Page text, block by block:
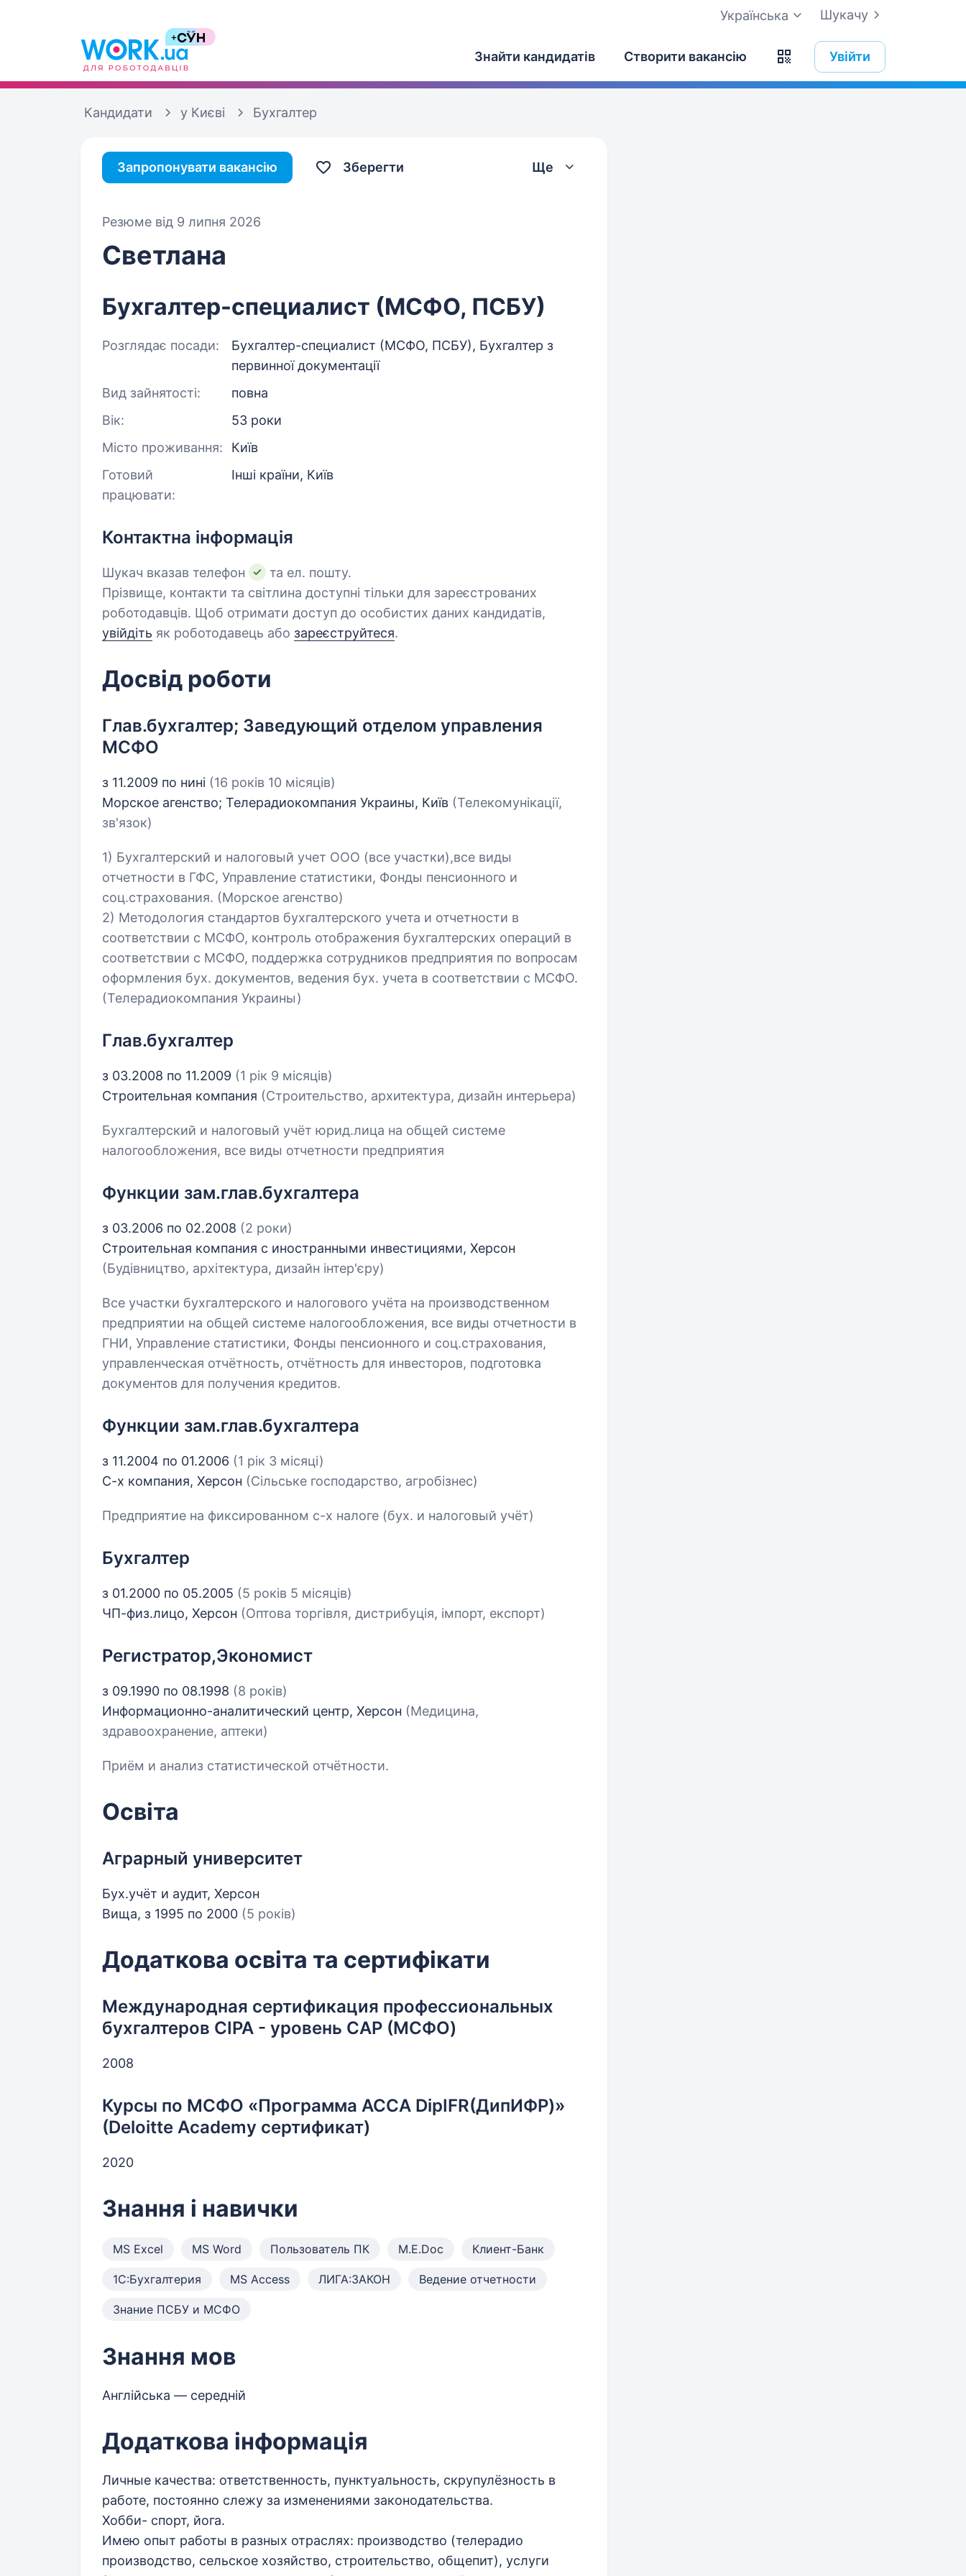
Шукачу
Українська
Знайти кандидатів Створити вакансію Увійти
Кандидати у Києві Бухгалтер
Запропонувати вакансію Зберегти Ще
Резюме від 9 липня 2026
Светлана
Бухгалтер-специалист (МСФО, ПСБУ)
Розглядає посади:
Бухгалтер-специалист (МСФО, ПСБУ), Бухгалтер з
первинної документації
Вид зайнятості:
повна
Вік:
53 роки
Місто проживання:
Київ
Готовий
працювати:
Інші країни, Київ
Контактна інформація
Шукач вказав телефон
та ел. пошту.
Прізвище, контакти та світлина доступні тільки для зареєстрованих
роботодавців. Щоб отримати доступ до особистих даних кандидатів,
увійдіть як роботодавець або зареєструйтеся.
Досвід роботи
Глав.бухгалтер; Заведующий отделом управления
МСФО
з 11.2009 по нині (16 років 10 місяців)
Морское агенство; Телерадиокомпания Украины, Київ (Телекомунікації,
зв'язок)
1) Бухгалтерский и налоговый учет ООО (все участки),все виды
отчетности в ГФС, Управление статистики, Фонды пенсионного и
соц.страхования. (Морское агенство)
2) Методология стандартов бухгалтерского учета и отчетности в
соответствии с МСФО, контроль отображения бухгалтерских операций в
соответствии с МСФО, поддержка сотрудников предприятия по вопросам
оформления бух. документов, ведения бух. учета в соответствии с МСФО.
(Телерадиокомпания Украины)
Глав.бухгалтер
з 03.2008 по 11.2009 (1 рік 9 місяців)
Строительная компания (Строительство, архитектура, дизайн интерьера)
Бухгалтерский и налоговый учёт юрид.лица на общей системе
налогообложения, все виды отчетности предприятия
Функции зам.глав.бухгалтера
з 03.2006 по 02.2008 (2 роки)
Строительная компания с иностранными инвестициями, Херсон
(Будівництво, архітектура, дизайн інтер'єру)
Все участки бухгалтерского и налогового учёта на производственном
предприятии на общей системе налогообложения, все виды отчетности в
ГНИ, Управление статистики, Фонды пенсионного и соц.страхования,
управленческая отчётность, отчётность для инвесторов, подготовка
документов для получения кредитов.
Функции зам.глав.бухгалтера
з 11.2004 по 01.2006 (1 рік 3 місяці)
С-х компания, Херсон (Сільське господарство, агробізнес)
Предприятие на фиксированном с-х налоге (бух. и налоговый учёт)
Бухгалтер
з 01.2000 по 05.2005 (5 років 5 місяців)
ЧП-физ.лицо, Херсон (Оптова торгівля, дистрибуція, імпорт, експорт)
Регистратор,Экономист
з 09.1990 по 08.1998 (8 років)
Информационно-аналитический центр, Херсон (Медицина,
здравоохранение, аптеки)
Приём и анализ статистической отчётности.
Освіта
Аграрный университет
Бух.учёт и аудит, Херсон
Вища, з 1995 по 2000 (5 років)
Додаткова освіта та сертифікати
Международная сертификация профессиональных
бухгалтеров CIPA - уровень CAP (МСФО)
2008
Курсы по МСФО «Программа АССА DipIFR(ДипИФР)»
(Deloitte Academy сертификат)
2020
Знання і навички
MS Excel MS Word Пользователь ПК M.E.Doc Клиент-Банк
1С:Бухгалтерия MS Access ЛИГА:ЗАКОН Ведение отчетности
Знание ПСБУ и МСФО
Знання мов
Англійська — середній
Додаткова інформація
Личные качества: ответственность, пунктуальность, скрупулёзность в
работе, постоянно слежу за изменениями законодательства.
Хобби- спорт, йога.
Имею опыт работы в разных отраслях: производство (телерадио
производство, сельское хозяйство, строительство, общепит), услуги